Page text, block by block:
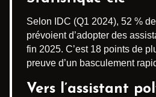
Selon IDC (Q1 2024), 52 %
prévoient d’adopter des
fin 2025. C’est 18 points de
preuve d’un basculement
Vers l’assistant